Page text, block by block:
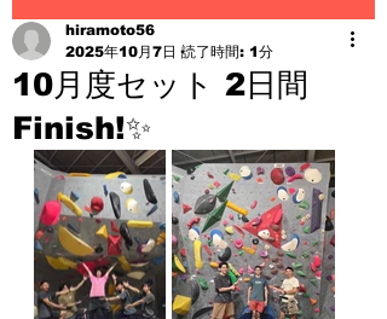
10月度セット 2日間
Finish!✨
hiramoto56
2025年10月7日 読了時間: 1分